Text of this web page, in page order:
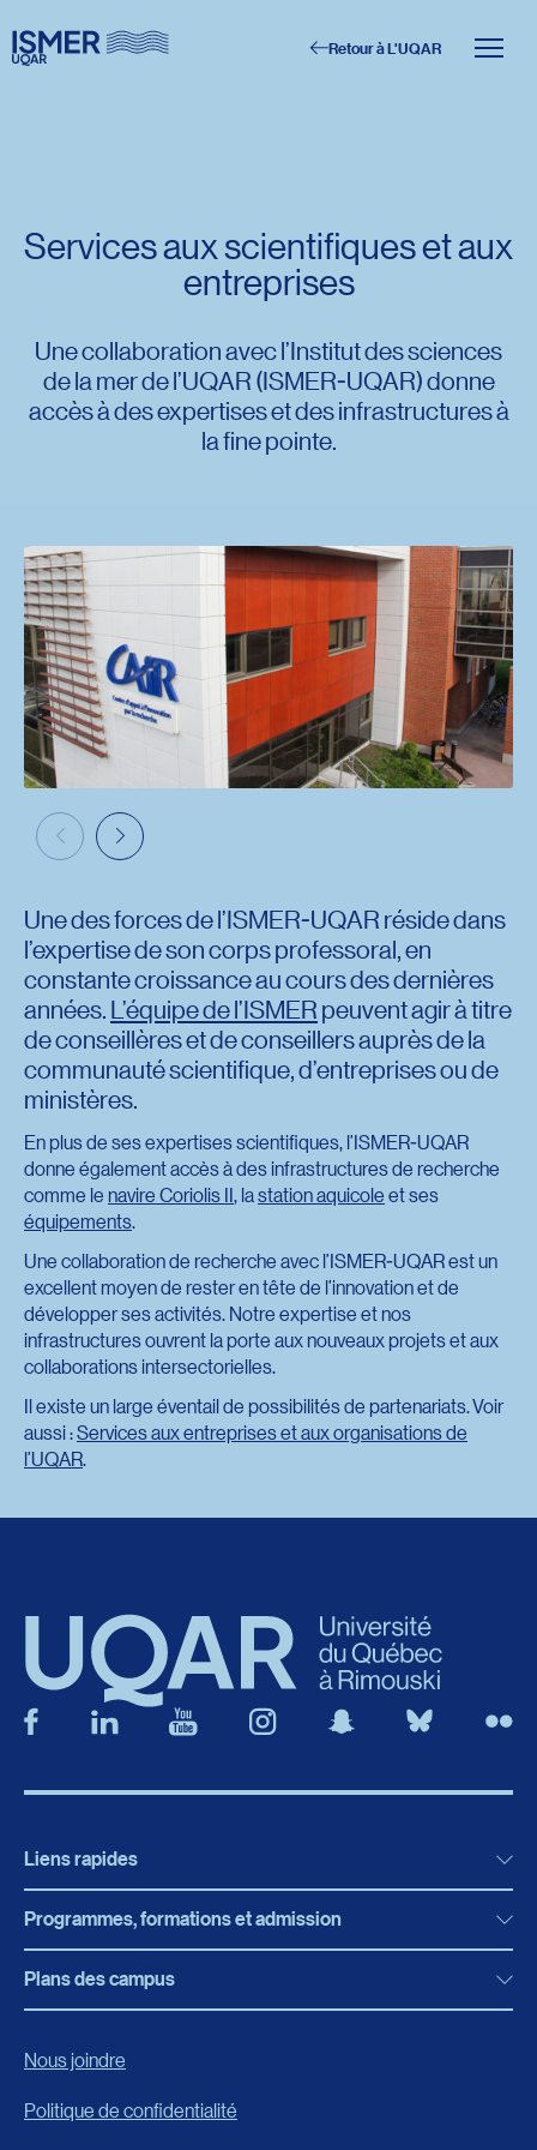
Interlignage du texte
Espacement du texte
Réinitialiser les paramètres
Retour à L'UQAR
Services aux scientifiques et aux
entreprises
Une collaboration avec l’Institut des sciences
de la mer de l’UQAR (ISMER-UQAR) donne
accès à des expertises et des infrastructures à
la fine pointe.
Une des forces de l’ISMER-UQAR réside dans
l’expertise de son corps professoral, en
constante croissance au cours des dernières
années.L’équipe de l’ISMERpeuvent agir à titre
de conseillères et de conseillers auprès de la
communauté scientifique, d’entreprises ou de
ministères.
En plus de ses expertises scientifiques, l’ISMER-UQAR
donne également accès à des infrastructures de recherche
comme le navire Coriolis II, lastation aquicoleet ses
équipements.
Une collaboration de recherche avec l’ISMER-UQAR est un
excellent moyen de rester en tête de l’innovation et de
développer ses activités. Notre expertise et nos
infrastructures ouvrent la porte aux nouveaux projets et aux
collaborations intersectorielles.
Il existe un large éventail de possibilités de partenariats. Voir
aussi :Services aux entreprises et aux organisations de
l’UQAR.
Liens rapides
Actualités
Bibliothèque
Boutique en ligne
Carrières
Programmes, formations et admission
Programmes, formations et admission
Plans des campus
Nous joindre
Politique de confidentialité